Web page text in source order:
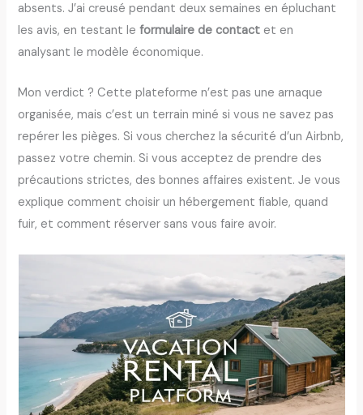
absents. J’ai creusé pendant deux semaines en épluchant
les avis, en testant leformulaire de contact et en
analysant le modèle économique.
Mon verdict ? Cette plateforme n’est pas une arnaque
organisée, mais c’est un terrain miné si vous ne savez pas
repérer les pièges. Si vous cherchez la sécurité d’un Airbnb,
passez votre chemin. Si vous acceptez de prendre des
précautions strictes, des bonnes affaires existent. Je vous
explique comment choisir un hébergement fiable, quand
fuir, et comment réserver sans vous faire avoir.